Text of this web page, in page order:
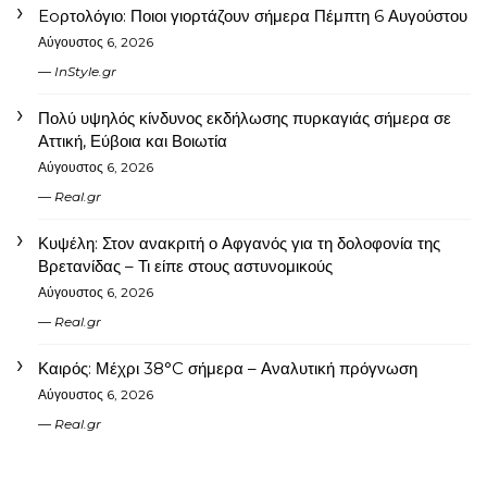
Eoρτολόγιο: Ποιοι γιορτάζουν σήμερα Πέμπτη 6 Αυγούστου
Αύγουστος 6, 2026
InStyle.gr
Πολύ υψηλός κίνδυνος εκδήλωσης πυρκαγιάς σήμερα σε
Αττική, Εύβοια και Βοιωτία
Αύγουστος 6, 2026
Real.gr
Κυψέλη: Στον ανακριτή ο Αφγανός για τη δολοφονία της
Βρετανίδας – Τι είπε στους αστυνομικούς
Αύγουστος 6, 2026
Real.gr
Καιρός: Μέχρι 38°C σήμερα – Αναλυτική πρόγνωση
Αύγουστος 6, 2026
Real.gr